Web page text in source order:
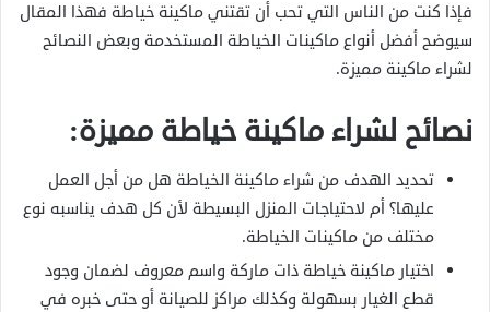
فإذا كنت من الناس التي تحب أن تقتني ماكينة خياطة فهذا المقال
سيوضح أفضل أنواع ماكينات الخياطة المستخدمة وبعض النصائح
لشراء ماكينة مميزة.
نصائح لشراء ماكينة خياطة مميزة:
تحديد الهدف من شراء ماكينة الخياطة هل من أجل العمل
عليها؟ أم لاحتياجات المنزل البسيطة لأن كل هدف يناسبه نوع
مختلف من ماكينات الخياطة.
اختيار ماكينة خياطة ذات ماركة واسم معروف لضمان وجود
قطع الغيار بسهولة وكذلك مراكز للصيانة أو حتى خبره في